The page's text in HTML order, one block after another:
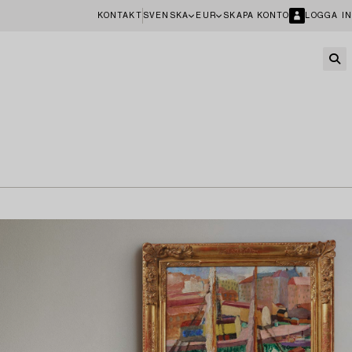
KONTAKT SVENSKA EUR SKAPA KONTO LOGGA IN